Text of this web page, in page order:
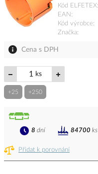
Kód ELFETEX
EAN
Kód výrobce
Značka
Cena s DPH
ks
+25 +250
Přidat k porovnání
8 dní 84700 ks